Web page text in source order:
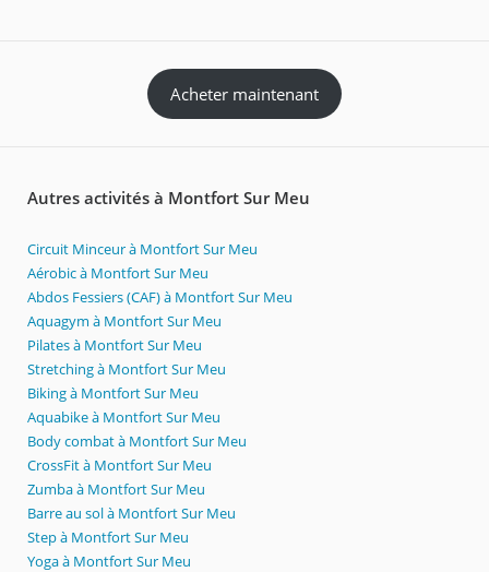
Acheter maintenant
Autres activités à Montfort Sur Meu
Circuit Minceur à Montfort Sur Meu
Aérobic à Montfort Sur Meu
Abdos Fessiers (CAF) à Montfort Sur Meu
Aquagym à Montfort Sur Meu
Pilates à Montfort Sur Meu
Stretching à Montfort Sur Meu
Biking à Montfort Sur Meu
Aquabike à Montfort Sur Meu
Body combat à Montfort Sur Meu
CrossFit à Montfort Sur Meu
Zumba à Montfort Sur Meu
Barre au sol à Montfort Sur Meu
Step à Montfort Sur Meu
Yoga à Montfort Sur Meu